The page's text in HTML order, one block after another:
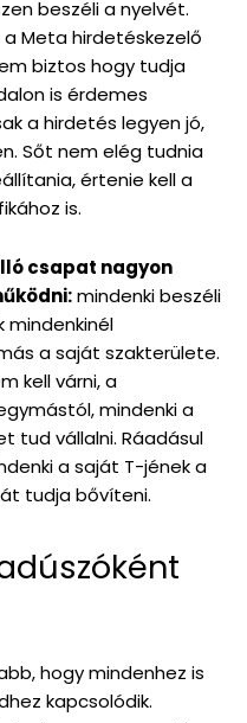
beszéli a nyelvét.
a Meta hirdetéskezelő
biztos hogy tudja
is érdemes
a hirdetés legyen jó,
Sőt nem elég tudnia
értenie kell a
is.
csapat nagyon
mindenki beszéli
mindenkinél
a saját szakterülete.
kell várni, a
mindenki a
tud vállalni. Ráadásul
a saját T-jének a
tudja bővíteni.
hogy mindenhez is
kapcsolódik.